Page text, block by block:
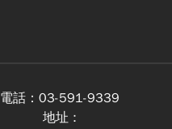
電話： 03-591-9339
地址 :